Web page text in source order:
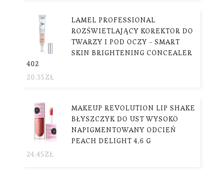
LAMEL PROFESSIONAL
ROZŚWIETLAJĄCY KOREKTOR DO
TWARZY I POD OCZY - SMART
SKIN BRIGHTENING CONCEALER
402
20.35ZŁ
MAKEUP REVOLUTION LIP SHAKE
BŁYSZCZYK DO UST WYSOKO
NAPIGMENTOWANY ODCIEŃ
PEACH DELIGHT 4,6 G
24.45ZŁ